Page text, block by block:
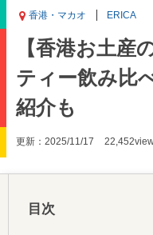
香港・マカオ ERICA
【香港お土産
ティー飲み比
紹介も
更新：2025/11/17
目次